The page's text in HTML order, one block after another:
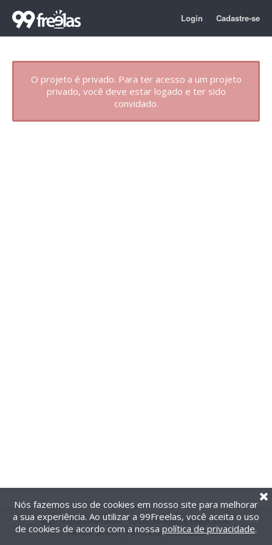
Login Cadastre-se
O projeto é privado. Para ter acesso a um projeto
privado, você deve estar logado e ter sido
convidado.
@2014-2026 99Freelas. Todos os direitos reservados.
Termos de uso| Política de privacidade
Nós fazemos uso de cookies em nosso site para melhorar
a sua experiência. Ao utilizar a 99Freelas, você aceita o uso
de cookies de acordo com a nossa política de privacidade.